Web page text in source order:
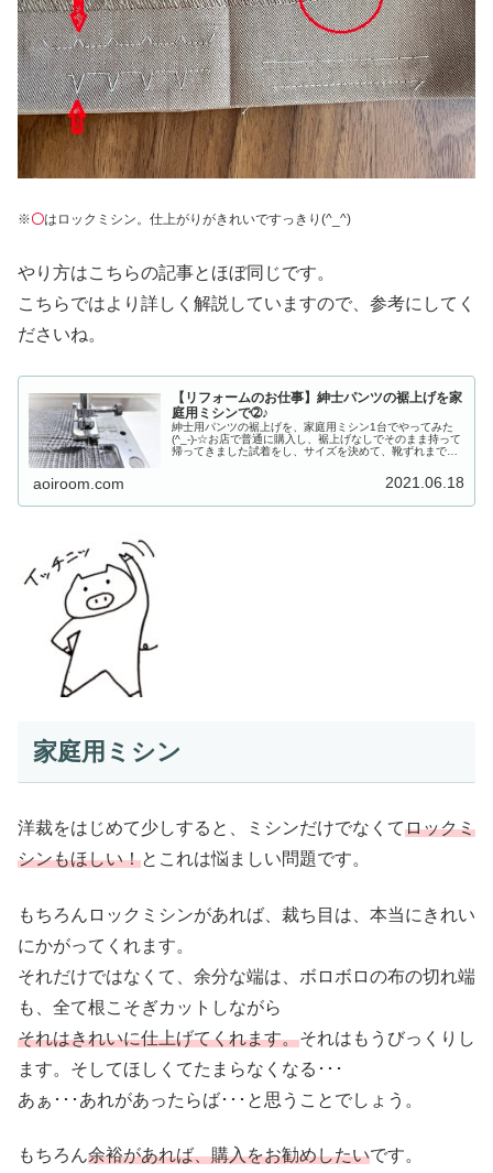
※〇はロックミシン。仕上がりがきれいですっきり(^_^)
やり方はこちらの記事とほぼ同じです。
こちらではより詳しく解説していますので、参考にしてく
ださいね。
【リフォームのお仕事】紳士パンツの裾上げを家
庭用ミシンで➁♪
紳士用パンツの裾上げを、家庭用ミシン1台でやってみた
(^_-)-☆お店で普通に購入し、裾上げなしでそのまま持って
帰ってきました試着をし、サイズを決めて、靴ずれまで付
aoiroom.com 2021.06.18
家庭用ミシン
洋裁をはじめて少しすると、ミシンだけでなくてロックミ
シンもほしい！とこれは悩ましい問題です。
もちろんロックミシンがあれば、裁ち目は、本当にきれい
にかがってくれます。
それだけではなくて、余分な端は、ボロボロの布の切れ端
も、全て根こそぎカットしながら
それはきれいに仕上げてくれます。それはもうびっくりし
ます。そしてほしくてたまらなくなる･･･
あぁ･･･あれがあったらば･･･と思うことでしょう。
もちろん余裕があれば、購入をお勧めしたいです。